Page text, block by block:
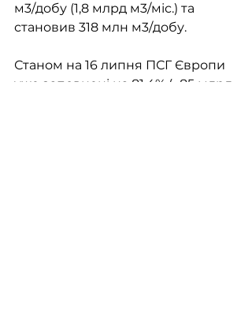
м3/добу (1,8 млрд м3/міс.) та
становив 318 млн м3/добу.
Станом на 16 липня ПСГ Європи
уже заповнені на 81,4% (~85 млрд